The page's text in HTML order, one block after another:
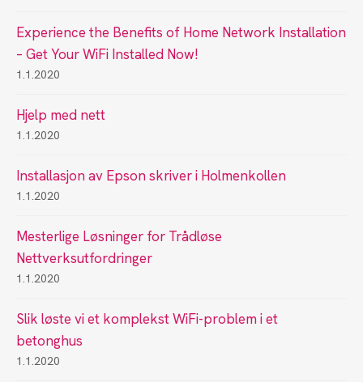
Experience the Benefits of Home Network Installation
– Get Your WiFi Installed Now!
1.1.2020
Hjelp med nett
1.1.2020
Installasjon av Epson skriver i Holmenkollen
1.1.2020
Mesterlige Løsninger for Trådløse
Nettverksutfordringer
1.1.2020
Slik løste vi et komplekst WiFi-problem i et
betonghus
1.1.2020